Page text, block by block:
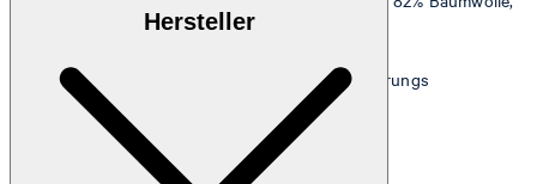
16% Polyester und 2% Elasthan
Hinweis: Enthält nichttextile Teile tierischen Ursprungs
Hersteller